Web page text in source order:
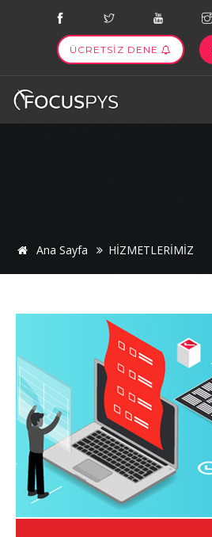
ÜCRETSİZ DENE
Ana Sayfa HİZMETLERİMİZ